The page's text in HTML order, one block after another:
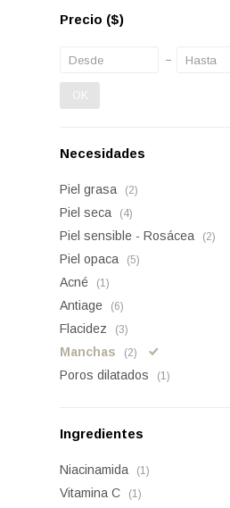
Precio ($)
OK
Necesidades
Piel grasa (2)
Piel seca (4)
Piel sensible - Rosácea (2)
Piel opaca (5)
Acné (1)
Antiage (6)
Flacidez (3)
Manchas (2)
Poros dilatados (1)
Ingredientes
Niacinamida (1)
Vitamina C (1)